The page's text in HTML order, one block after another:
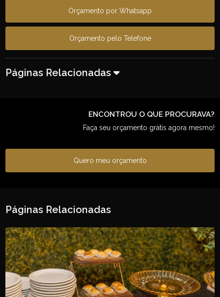
Orçamento por Whatsapp
Orçamento pelo Telefone
Páginas Relacionadas
ENCONTROU O QUE PROCURAVA?
Faça seu orçamento grátis agora mesmo!
Quero meu orçamento
Páginas Relacionadas